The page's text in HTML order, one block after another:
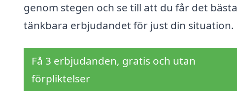
genom stegen och se till att du får det bästa
tänkbara erbjudandet för just din situation.
Få 3 erbjudanden, gratis och utan
förpliktelser